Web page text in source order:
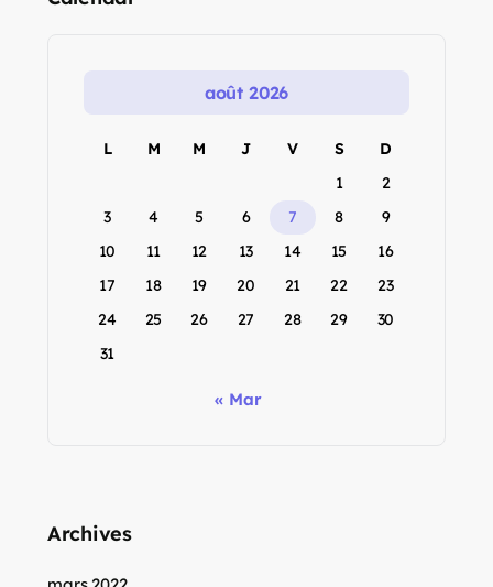
août 2026
L M M J V S
D
1
2
3
4 5 6 7 8
9
10
11 12 13 14 15
16
17
18 19 20 21 22
23
24
25 26 27 28 29
30
31
« Mar
Archives